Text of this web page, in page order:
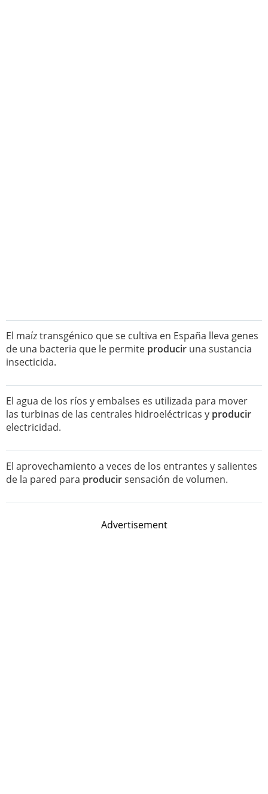
El maíz transgénico que se cultiva en España lleva genes
de una bacteria que le permite producir una sustancia
insecticida.
El agua de los ríos y embalses es utilizada para mover
las turbinas de las centrales hidroeléctricas y producir
electricidad.
El aprovechamiento a veces de los entrantes y salientes
de la pared para producirsensación de volumen.
Advertisement